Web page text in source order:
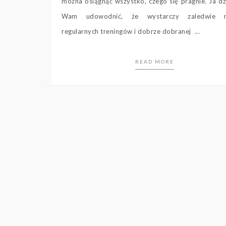
Wam udowodnić, że wystarczy zaledwie
regularnych treningów i dobrze dobranej ...
READ MORE